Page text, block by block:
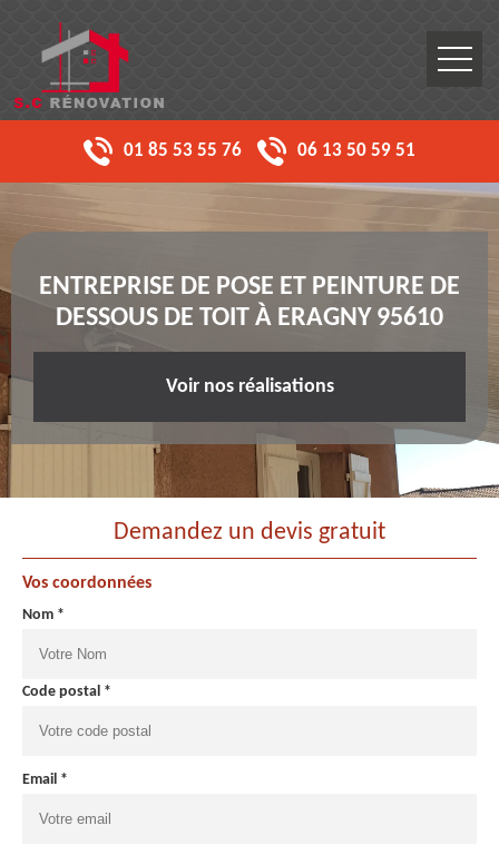
01 85 53 55 76 06 13 50 59 51
ENTREPRISE DE POSE ET PEINTURE DE
DESSOUS DE TOIT À ERAGNY 95610
Voir nos réalisations
Demandez un devis gratuit
Vos coordonnées
Nom *
Code postal *
Email *